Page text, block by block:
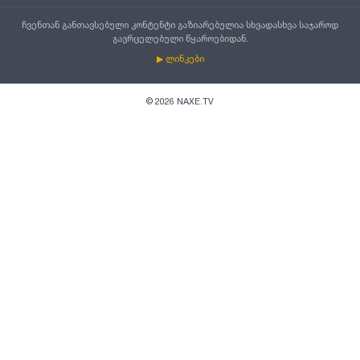
ჩვენთან განთავსებული კონტენტი გაზიარებულია სხვადასხვა საჯაროდ
გავრცელებული წყაროებიდან.
▶ ლინკები
© 2026 NAXE.TV